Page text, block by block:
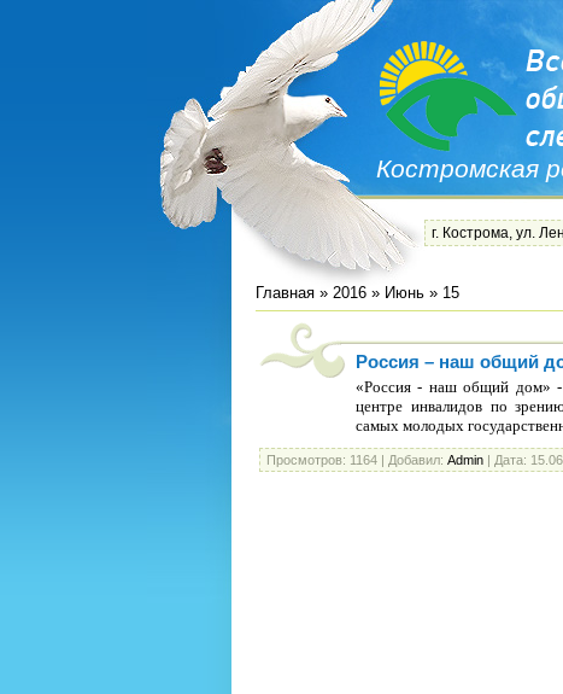
Костромская
г. Кострома, ул.
Главная » 2016 » Июнь » 15
Россия – наш общий
«Россия - наш общий дом» -
центре инвалидов по
самых молодых
Просмотров: 1164 Добавил: Admin Дата: